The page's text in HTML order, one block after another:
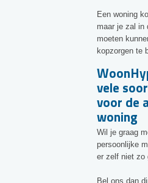
Een woning
maar je zal in
moeten
kopzorgen te
vele
voor de
woning
Wil je graag
persoonlijke
er zelf niet zo
Bel ons dan